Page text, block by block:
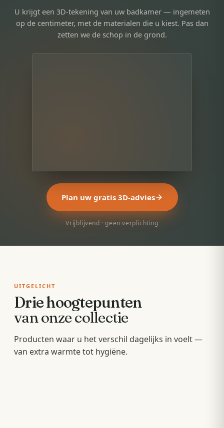
U krijgt een 3D-tekening van uw badkamer — ingemeten
op de centimeter, met de materialen die u kiest. Pas dan
zetten we de schop in de grond.
Plan uw gratis 3D-advies
Vrijblijvend · geen verplichting
UITGELICHT
Drie hoogtepunten
van onze collectie
Producten waar u het verschil dagelijks in voelt —
van extra warmte tot hygiëne.
Badkamermeubels
Hang- en staande meubels met soft-close — op
Sunshowers
Spoeltoiletten